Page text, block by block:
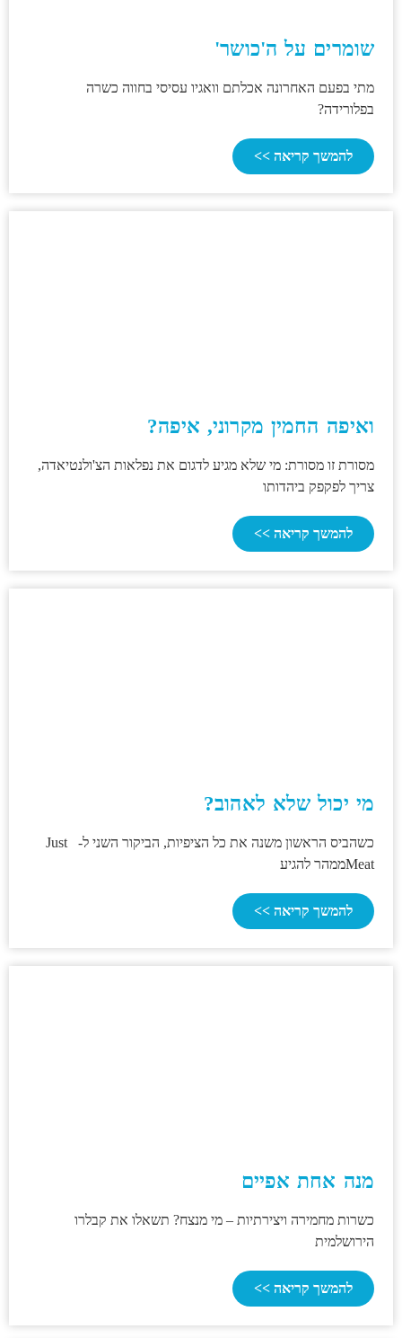
שומרים על ה'כושר'
מתי בפעם האחרונה אכלתם וואגיו עסיסי בחווה כשרה
בפלורידה?
להמשך קריאה >>
ואיפה החמין מקרוני, איפה?
מסורת זו מסורת: מי שלא מגיע לדגום את נפלאות הצ'ולנטיאדה,
צריך לפקפק ביהדותו
להמשך קריאה >>
מי יכול שלא לאהוב?
כשהביס הראשון משנה את כל הציפיות, הביקור השני ל- Just
Meatממהר להגיע
להמשך קריאה >>
מנה אחת אפיים
כשרות מחמירה ויצירתיות – מי מנצח? תשאלו את קבלרו
הירושלמית
להמשך קריאה >>